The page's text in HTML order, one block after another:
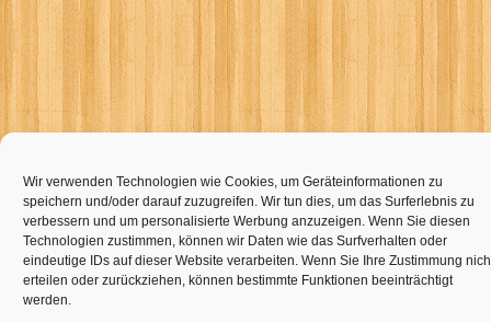
Wir verwenden Technologien wie Cookies, um Geräteinformationen zu
speichern und/oder darauf zuzugreifen. Wir tun dies, um das Surferlebnis zu
verbessern und um personalisierte Werbung anzuzeigen. Wenn Sie diesen
Technologien zustimmen, können wir Daten wie das Surfverhalten oder
eindeutige IDs auf dieser Website verarbeiten. Wenn Sie Ihre Zustimmung
erteilen oder zurückziehen, können bestimmte Funktionen beeinträchtigt
werden.